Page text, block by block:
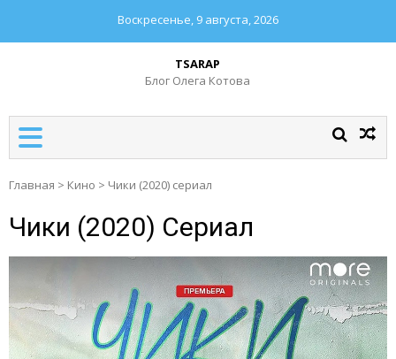
Воскресенье, 9 августа, 2026
TSARAP
Блог Олега Котова
Главная > Кино > Чики (2020) сериал
Чики (2020) Сериал